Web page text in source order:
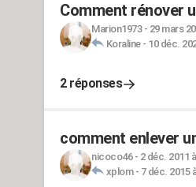
Comment rénover
Marion1973- 29 mars
Koraline- 10 déc.
2 réponses
comment enlever
nicoco46- 2 déc. 2011
xplom- 7 déc. 2015